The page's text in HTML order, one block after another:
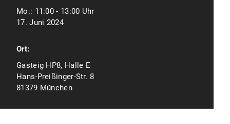
Mo.: 11:00 - 13:00 Uhr
17. Juni 2024
Ort:
Gasteig HP8, Halle E
Hans-Preißinger-Str. 8
81379 München